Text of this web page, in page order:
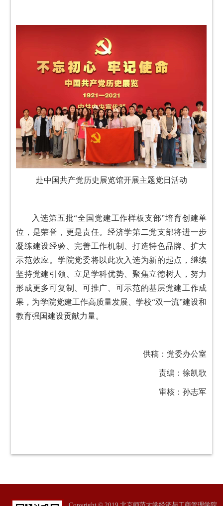
赴中国共产党历史展览馆开展主题党日活动
入选第五批“全国党建工作样板支部”培育创建单
位，是荣誉，更是责任。经济学第二党支部将进一步
凝练建设经验、完善工作机制、打造特色品牌、扩大
示范效应。学院党委将以此次入选为新的起点，继续
坚持党建引领、立足学科优势、聚焦立德树人，努力
形成更多可复制、可推广、可示范的基层党建工作成
果，为学院党建工作高质量发展、学校“双一流”建设和
教育强国建设贡献力量。
供稿：党委办公室
责编：徐凯歌
审核：孙志军